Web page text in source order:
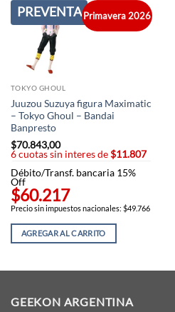
PREVENTA Primavera 2026
TOKYO GHOUL
Juuzou Suzuya figura Maximatic
– Tokyo Ghoul – Bandai
Banpresto
$70.843,00
6 cuotas sin interes de$11.807
Débito/Transf. bancaria 15%
Off
$60.217
Precio sin impuestos nacionales: $49.766
AGREGAR AL CARRITO
GEEKON ARGENTINA